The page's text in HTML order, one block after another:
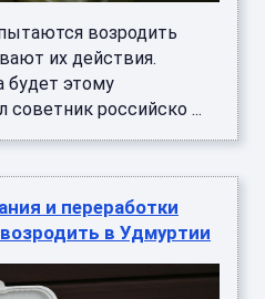
возродить
их действия.
будет этому
советник российско ...
и переработки
в Удмуртии